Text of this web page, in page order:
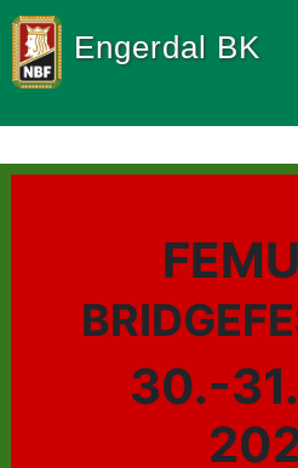
Engerdal BK
30.-